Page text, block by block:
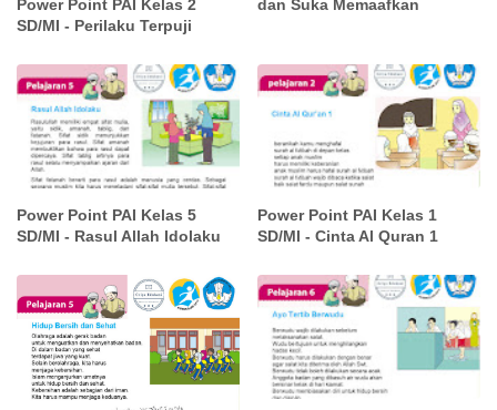
Power Point PAI Kelas 2
SD/MI - Perilaku Terpuji
dan Suka Memaafkan
Power Point PAI Kelas 5
SD/MI - Rasul Allah Idolaku
Power Point PAI Kelas 1
SD/MI - Cinta Al Quran 1